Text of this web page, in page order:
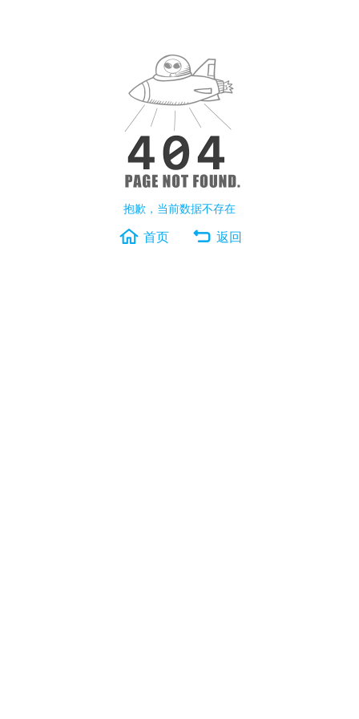
抱歉，当前数据不存在
首页 返回